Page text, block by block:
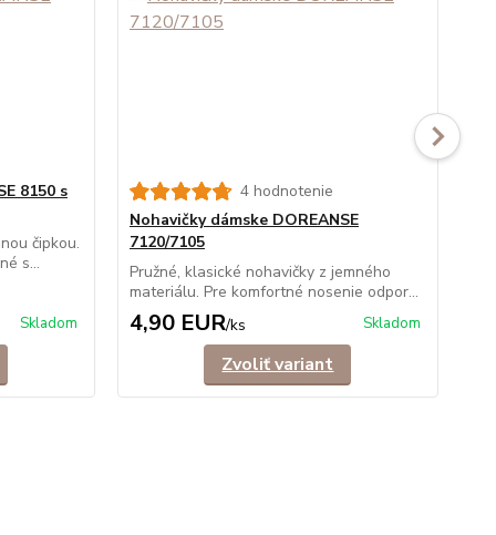
8150 s
čipkou.
s...
Skladom
4 hodnotenie
Nohavičky dámske DOREANSE
7120/7105
Pružné, klasické nohavičky z jemného
materiálu. Pre komfortné nosenie odpor...
4,90 EUR/ks Skladom
Zvoliť variant